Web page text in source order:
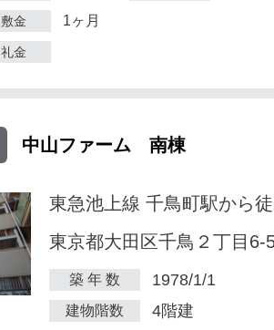
敷金 1ヶ月
礼金
中山ファーム 南棟
東急池上線 千鳥町駅から
東京都大田区千鳥２丁目6-
築 年 数 1978/1/1
建物階数 4階建